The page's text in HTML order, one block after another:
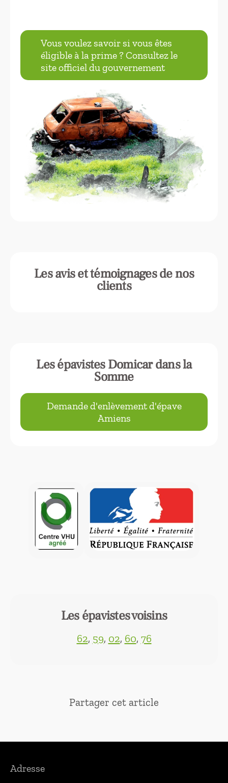
Vous voulez savoir si vous êtes
éligible à la prime ? Consultez le
site officiel du gouvernement
Les avis et témoignages de nos
clients
Les épavistes Domicar dans la
Somme
Demande d'enlèvement d'épave
Amiens
Les épavistes voisins
62, 59, 02, 60, 76
Partager cet article
Adresse